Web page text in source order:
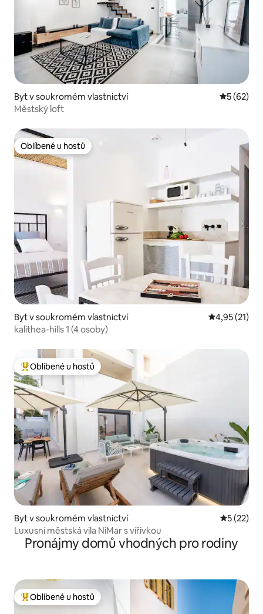
Byt v soukromém vlastnictví Průměrné
5 (62)
Městský loft
Oblíbené u hostů
Oblíbené u hostů
Byt v soukromém vlastnictví Průměrné
4,95 (21)
kalithea-hills 1 (4 osoby)
Nejlepší v kategorii Oblíbené u hostů
Oblíbené u hostů
Byt v soukromém vlastnictví Průměrné
5 (22)
Luxusní městská vila NiMar s vířivkou
Pronájmy domů vhodných pro rodiny
Nejlepší v kategorii Oblíbené u hostů
Oblíbené u hostů